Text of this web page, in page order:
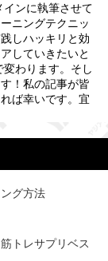
ンに執筆させて
ニングテクニッ
しハッキリと効
していきたいと
わります。そし
！私の記事が皆
ば幸いです。宜
グ方法
トレサプリベス